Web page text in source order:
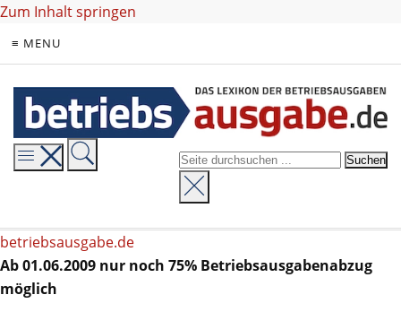
Zum Inhalt springen
≡ MENU
betriebsausgabe.de
Ab 01.06.2009 nur noch 75% Betriebsausgabenabzug
möglich